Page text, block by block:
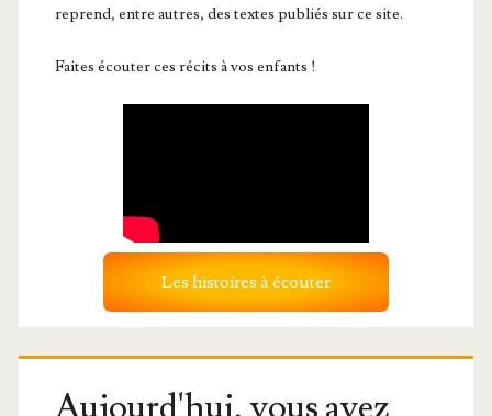
reprend, entre autres, des textes publiés sur ce site.
Faites écouter ces récits à vos enfants !
Les histoires à écouter